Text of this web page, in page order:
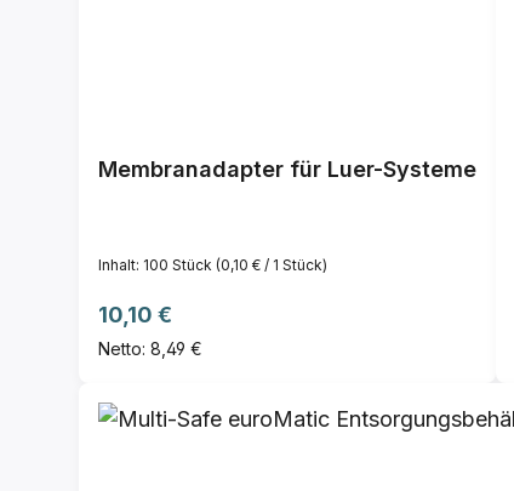
Membranadapter für Luer-Systeme
Inhalt: 100 Stück (0,10 € / 1 Stück)
Regulärer Preis:
10,10 €
Netto: 8,49 €